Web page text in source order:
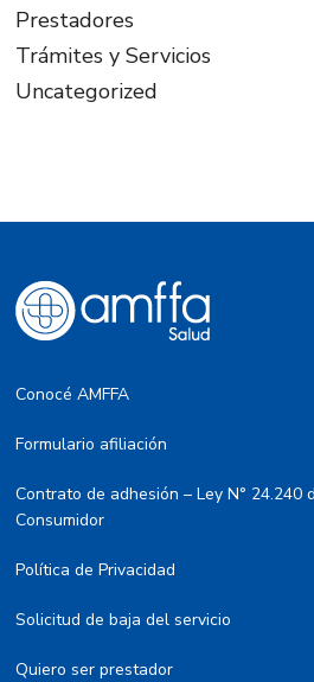
Prestadores
Trámites y Servicios
Uncategorized
Conocé AMFFA
Formulario afiliación
Contrato de adhesión – Ley N° 24.240
Consumidor
Política de Privacidad
Solicitud de baja del servicio
Quiero ser prestador